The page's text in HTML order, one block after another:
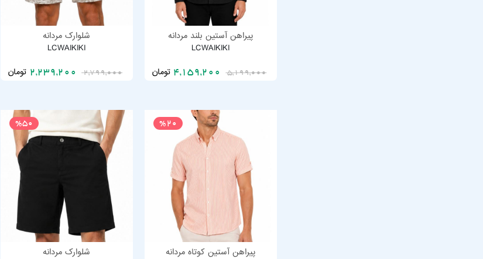
پیراهن آستین بلند مردانه
LCWAIKIKI
5,199,000
4,159,200 تومان
شلوارک مردانه
LCWAIKIKI
2,799,000
2,239,200 تومان
%20
پیراهن آستین کوتاه مردانه
%50
شلوارک مردانه